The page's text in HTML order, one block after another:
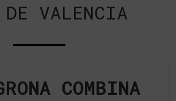
VALENCIA
COMBINA